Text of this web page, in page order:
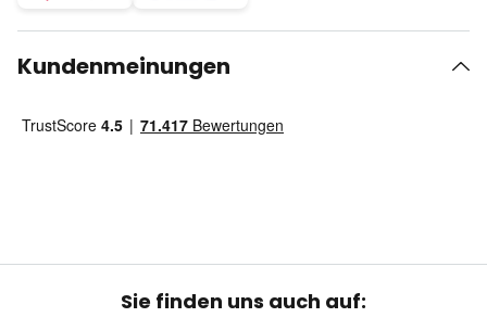
Kundenmeinungen
Sie finden uns auch auf: